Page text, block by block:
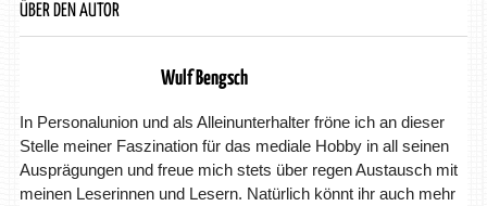
ÜBER DEN AUTOR
Wulf Bengsch
In Personalunion und als Alleinunterhalter fröne ich an dieser
Stelle meiner Faszination für das mediale Hobby in all seinen
Ausprägungen und freue mich stets über regen Austausch mit
meinen Leserinnen und Lesern. Natürlich könnt ihr auch mehr